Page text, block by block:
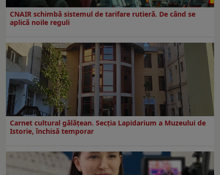
CNAIR schimbă sistemul de tarifare rutieră. De când se
aplică noile reguli
Carnet cultural gălăţean. Secţia Lapidarium a Muzeului de
Istorie, închisă temporar